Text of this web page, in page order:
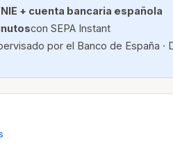
+ cuenta bancaria española
con SEPA Instant
por el Banco de España ·